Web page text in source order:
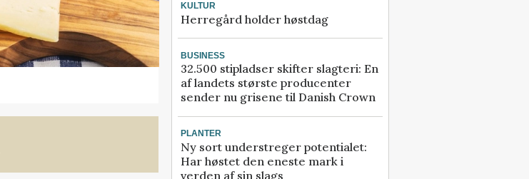
KULTUR
Herregård holder høstdag
BUSINESS
32.500 stipladser skifter slagteri: En
af landets største producenter
sender nu grisene til Danish Crown
PLANTER
Ny sort understreger potentialet:
Har høstet den eneste mark i
verden af sin slags